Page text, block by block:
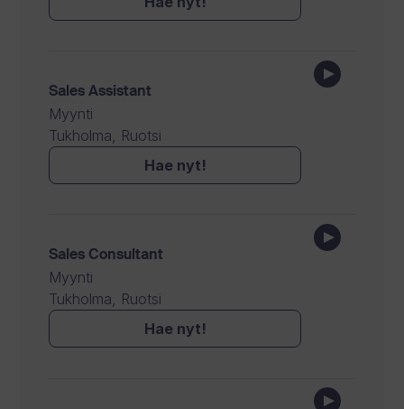
Sales Assistant
Myynti
Tukholma, Ruotsi
Hae nyt!
Sales Consultant
Myynti
Tukholma, Ruotsi
Hae nyt!